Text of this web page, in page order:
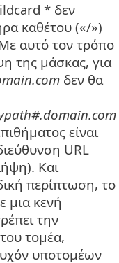
* δεν
καθέτου («/»)
αυτό τον τρόπο
της μάσκας, για
δεν θα
είναι
URL
Και
περίπτωση, το
μια κενή
την
τομέα,
υποτομέων